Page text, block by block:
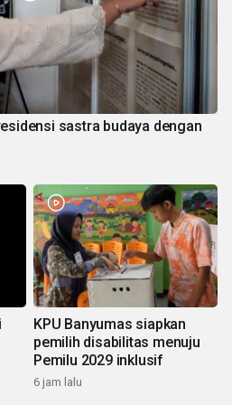
sastra budaya dengan
KPU Banyumas siapkan
pemilih disabilitas menuju
Pemilu 2029 inklusif
6 jam lalu